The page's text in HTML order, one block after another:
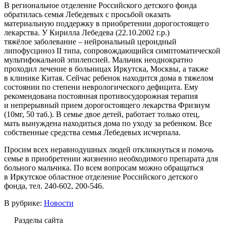
В региональное отделение Российского детского фонда
обратилась семья Лебедевых с просьбой оказать
материальную поддержку в приобретении дорогостоящего
лекарства. У Кирилла Лебедева (22.10.2002 г.р.)
тяжёлое заболевание – нейрональный цероидный
липофусциноз II типа, сопровождающийся симптоматической
мультифокальной эпилепсией. Мальчик неоднократно
проходил лечение в больницах Иркутска, Москвы, а также
в клинике Китая. Сейчас ребенок находится дома в тяжелом
состоянии по степени неврологического дефицита. Ему
рекомендована постоянная противосудорожная терапия
и непрерывный прием дорогостоящего лекарства Фризиум
(10мг, 50 таб.). В семье двое детей, работает только отец,
мать вынуждена находиться дома по уходу за ребенком. Все
собственные средства семья Лебедевых исчерпала.
Просим всех неравнодушных людей откликнуться и помочь
семье в приобретении жизненно необходимого препарата для
больного мальчика. По всем вопросам можно обращаться
в Иркутское областное отделение Российского детского
фонда, тел. 240-602, 200-546.
В рубрике: Новости
Разделы сайта